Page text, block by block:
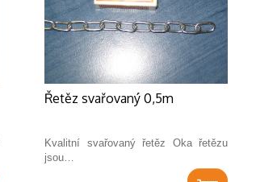
Řetěz svařovaný 0,5m
Kvalitní svařovaný řetěz Oka řetězu
jsou…